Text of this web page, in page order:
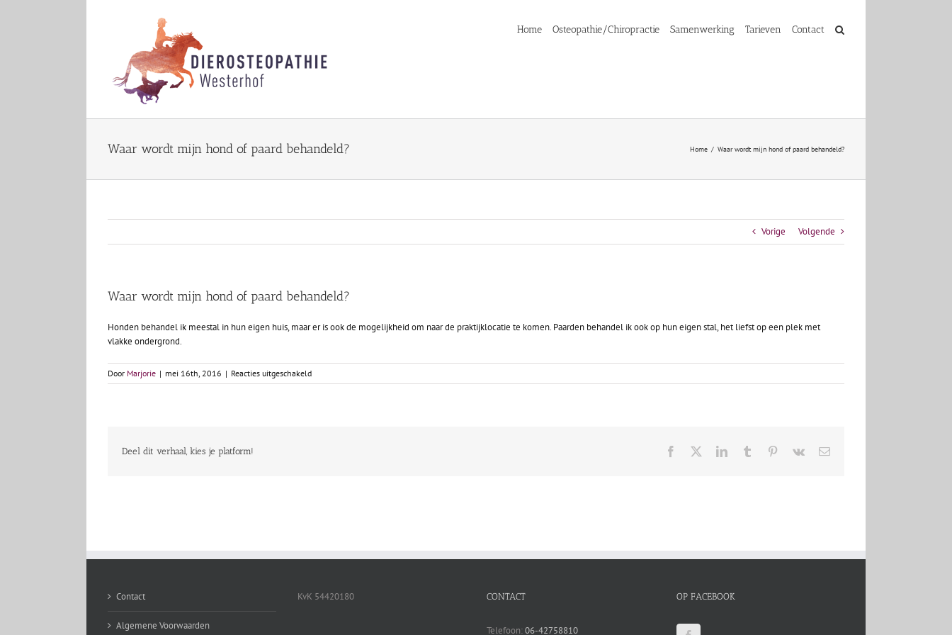
Home Osteopathie/Chiropractie Samenwerking Tarieven Contact
Waar wordt mijn hond of paard behandeld? Home Waar wordt mijn hond of paard behandeld?
Vorige Volgende
Waar wordt mijn hond of paard behandeld?
Honden behandel ik meestal in hun eigen huis, maar er is ook de mogelijkheid om naar de praktijklocatie te komen. Paarden behandel ik ook op hun eigen stal, het liefst op een plek met
vlakke ondergrond.
Door Marjorie | mei 16th, 2016 | Reacties uitgeschakeldvoor
Waar
Deel dit verhaal, kies je platform! Facebook LinkedInTumblr Pinterest
Vk
E-
Contact
Algemene Voorwaarden
KvK 54420180 CONTACT
Telefoon:06-42758810
OP FACEBOOK